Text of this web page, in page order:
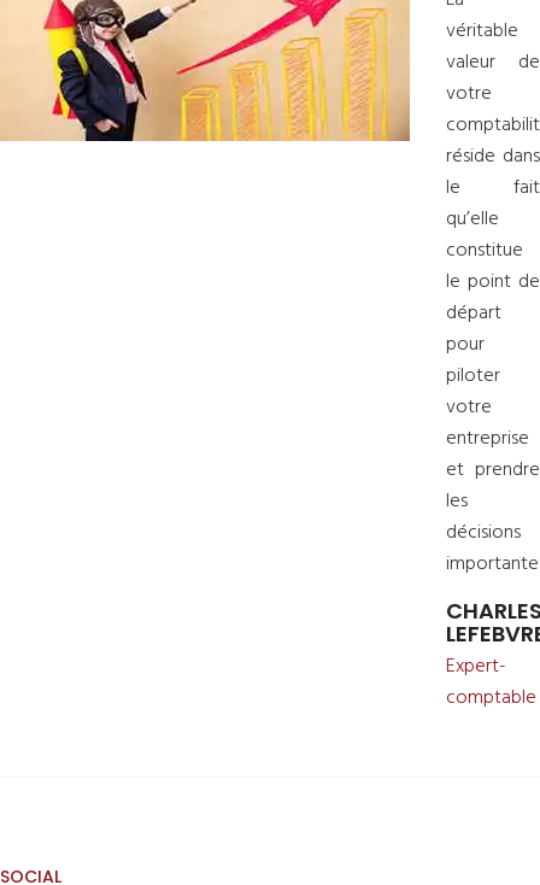
véritable
valeur de
votre
réside dans
le fait
qu’elle
constitue
le point de
départ
pour
piloter
votre
entreprise
et prendre
les
décisions
Expert-
comptable
SOCIAL